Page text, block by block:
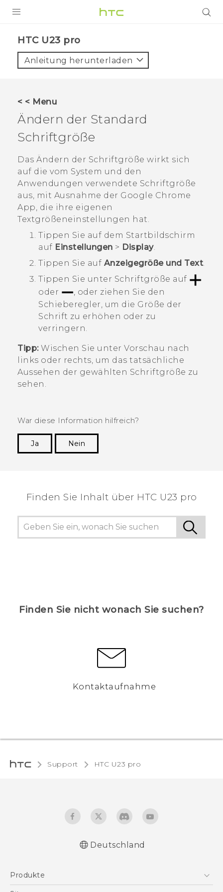
VIVE
VIVERSE
UNTERSTÜTZUNG
HTC-Geräte und Zubehör
HTC U23 pro‎
Anleitung herunterladen
< < Menu
Ändern der Standard
Schriftgröße
Das Ändern der Schriftgröße wirkt sich
auf die vom System und den
Anwendungen verwendete Schriftgröße
aus, mit Ausnahme der Google Chrome
App, die ihre eigenen
Textgrößeneinstellungen hat.
Tippen Sie auf dem Startbildschirm
auf Einstellungen > Display.
Tippen Sie auf Anzeigegröße und Text.
Tippen Sie unter Schriftgröße auf
oder
, oder ziehen Sie den
Schieberegler, um die Größe der
Schrift zu erhöhen oder zu
verringern.
Tipp:Wischen Sie unter Vorschau nach
links oder rechts, um das tatsächliche
Aussehen der gewählten Schriftgröße zu
sehen.
War diese Information hilfreich?
Ja
Nein
Finden Sie Inhalt über‎ HTC U23 pro
Finden Sie nicht wonach Sie suchen?
Kontaktaufnahme
Support HTC U23 pro‎
Deutschland
Produkte